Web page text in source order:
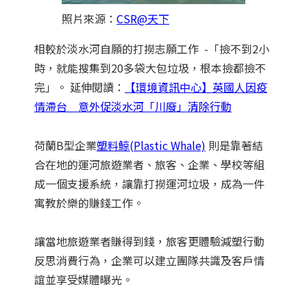
照片來源： CSR@天下
相較於淡水河自願的打撈志願工作 -「撿不到2小
時，就能搜集到20多袋大包垃圾，根本撿都撿不
完」。 延伸閱讀：
【環境資訊中心】英國人因疫
情滯台 意外促淡水河「川廢」清除行動
荷蘭B型企業塑料鯨(Plastic Whale) 則是靠著結
合在地的運河旅遊業者、旅客、企業、學校等組
成一個支援系統，讓靠打撈運河垃圾，成為一件
寓教於樂的賺錢工作。
讓當地旅遊業者賺得到錢，旅客更體驗減塑行動
反思消費行為，企業可以建立團隊共識及客戶情
誼並享受媒體曝光。